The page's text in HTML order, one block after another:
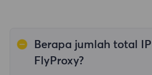
Berapa jumlah total
FlyProxy?